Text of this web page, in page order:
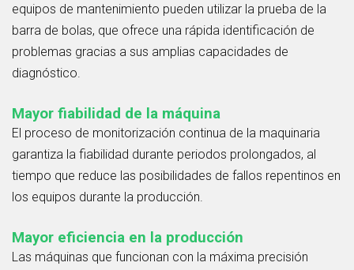
equipos de mantenimiento pueden utilizar la prueba de la
barra de bolas, que ofrece una rápida identificación de
problemas gracias a sus amplias capacidades de
diagnóstico.
Mayor fiabilidad de la máquina
El proceso de monitorización continua de la maquinaria
garantiza la fiabilidad durante periodos prolongados, al
tiempo que reduce las posibilidades de fallos repentinos en
los equipos durante la producción.
Mayor eficiencia en la producción
Las máquinas que funcionan con la máxima precisión